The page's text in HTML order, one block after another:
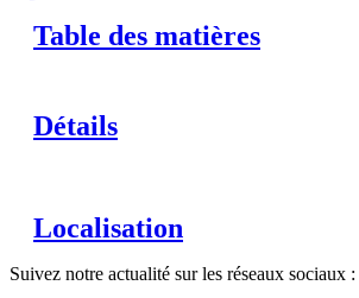
Table des matières
Détails
Localisation
Suivez notre actualité sur les réseaux sociaux :